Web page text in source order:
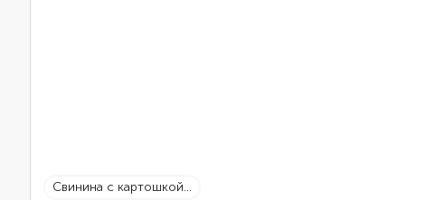
свинина с картошкой...